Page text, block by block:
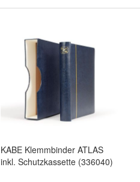
KABE Klemmbinder ATLAS
inkl. Schutzkassette (336040)